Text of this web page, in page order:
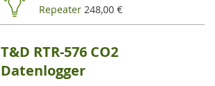
Repeater 248,00 €
T&D RTR-576 CO2
Datenlogger